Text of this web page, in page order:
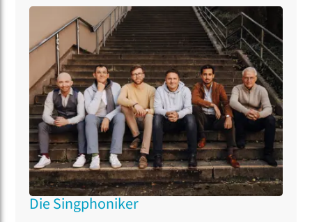
Hiller oder Oscar Strasnoy). Etliche CD-
Einspielungen sowie Rundfunk- und
Fernsehsendungen runden sein künstlerisches
Schaffen ab. Johannes Euler ist Lehrbeauftragter für
Gesang an der Universität Kassel und der
Hochschule für Musik, Theater und Medien
Hannover.
Die Singphoniker